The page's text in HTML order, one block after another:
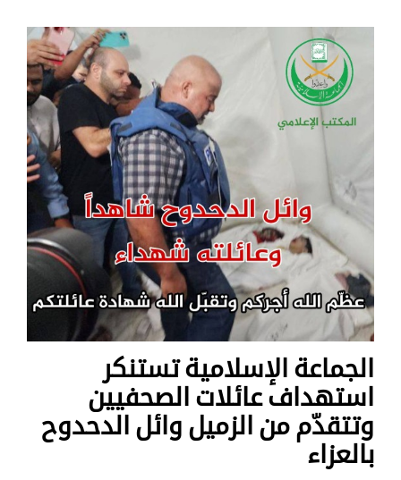
الجماعة الإسلامية تستنكر
استهداف عائلات الصحفيين
وتتقدّم من الزميل وائل الدحدوح
بالعزاء